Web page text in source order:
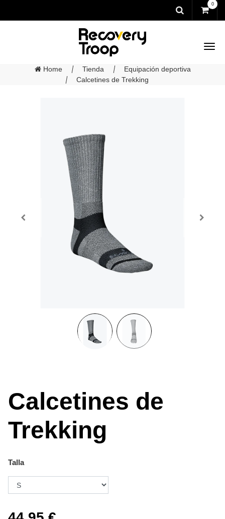
0
Home Tienda
Equipación deportiva
Calcetines de Trekking
Calcetines de
Trekking
Talla